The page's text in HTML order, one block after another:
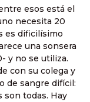
esos está el
necesita 20
es dificilísimo
una sonsera
no se utiliza.
con su colega y
de sangre difícil:
son todas. Hay